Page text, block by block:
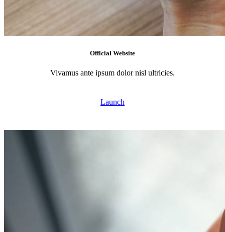
Official Website
Vivamus ante ipsum dolor nisl ultricies.
Launch